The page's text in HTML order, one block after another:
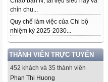
chỉn chu...
Quy chế làm việc của Chi bộ
nhiệm kỳ 2025-2030...
THÀNH VIÊN TRỰC TUYẾN
452 khách và 35 thành viên
Phan Thi Huong